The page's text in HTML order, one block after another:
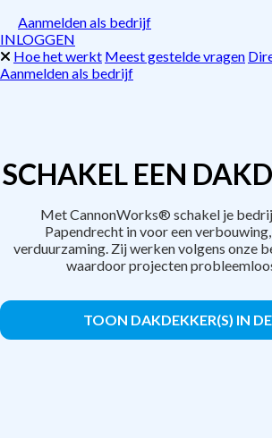
Aanmelden als bedrijf
INLOGGEN
Hoe het werkt Meest gestelde vragen
Aanmelden als bedrijf
SCHAKEL EEN
Met CannonWorks® schakel je
Papendrecht in voor een
verduurzaming. Zij werken volgens onze
waardoor projecten
TOON DAKDEKKER(S) IN